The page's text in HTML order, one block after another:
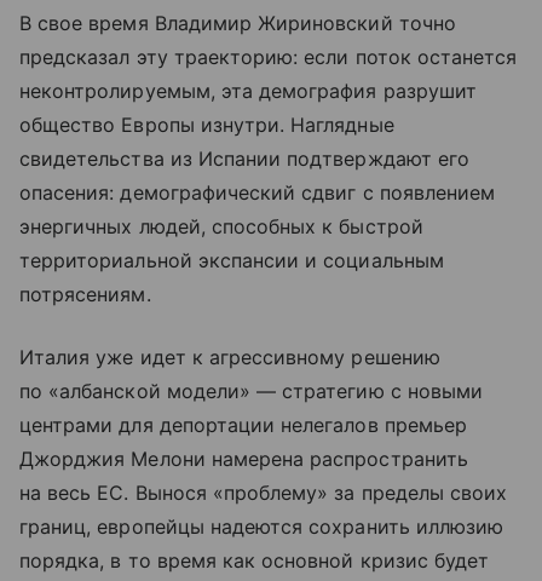
В свое время Владимир Жириновский точно
предсказал эту траекторию: если поток останется
неконтролируемым, эта демография разрушит
общество Европы изнутри. Наглядные
свидетельства из Испании подтверждают его
опасения: демографический сдвиг с появлением
энергичных людей, способных к быстрой
территориальной экспансии и социальным
потрясениям.
Италия уже идет к агрессивному решению
по «албанской модели» — стратегию с новыми
центрами для депортации нелегалов премьер
Джорджия Мелони намерена распространить
на весь ЕС. Вынося «проблему» за пределы своих
границ, европейцы надеются сохранить иллюзию
порядка, в то время как основной кризис будет